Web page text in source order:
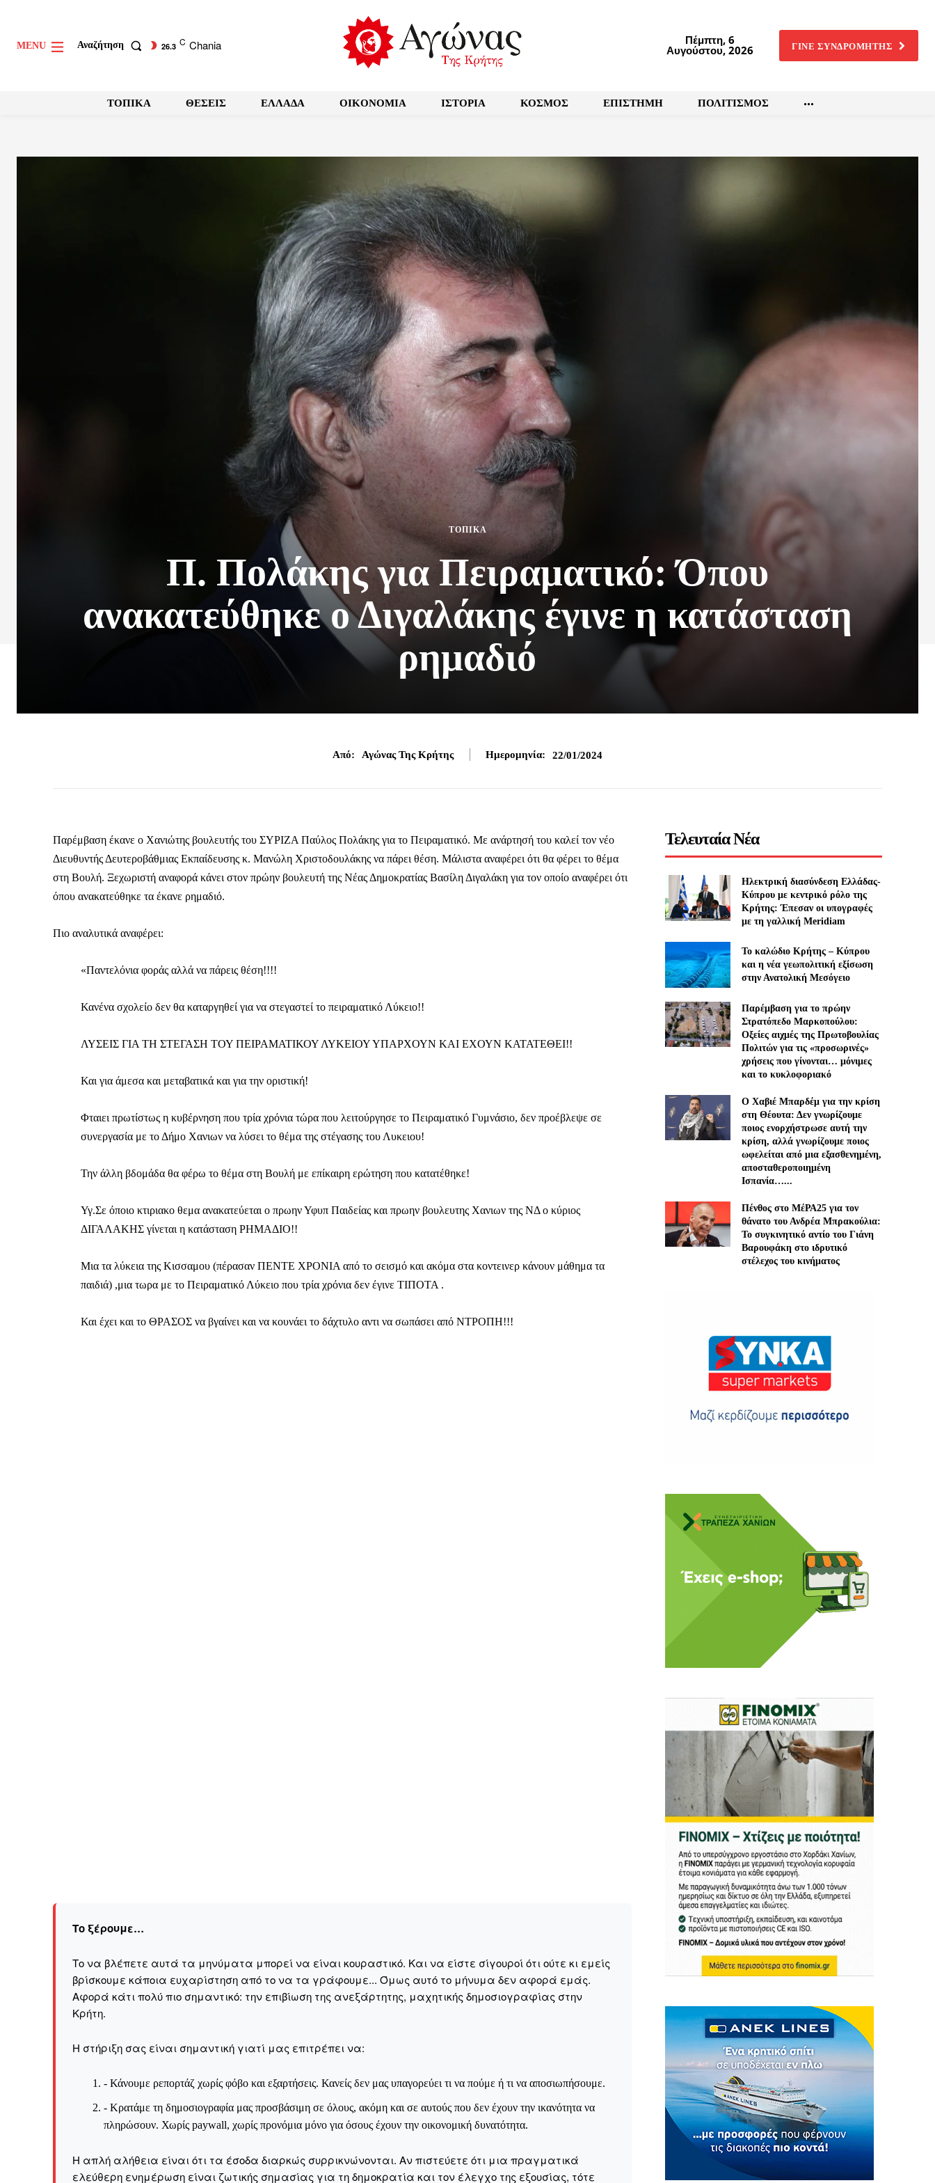
Καθημερινή Μαχητική
Εφημερίδα
Το να βλέπετε αυτά τα μηνύματα μπορεί να είναι κουραστικό. Και να είστε σίγουροί ότι ούτε κι εμείς
βρίσκουμε κάποια ευχαρίστηση από το να τα γράφουμε... Όμως αυτό το μήνυμα δεν αφορά εμάς. Αφορά κάτι
- Κρατάμε τη δημοσιογραφία μας προσβάσιμη σε όλους, ακόμη και σε αυτούς που δεν έχουν την
ικανότητα να πληρώσουν. Χωρίς paywall, χωρίς προνόμια μόνο για όσους έχουν την οικονομική δυνατότητα.
Η απλή αλήθεια είναι ότι τα έσοδα διαρκώς συρρικνώνονται. Αν πιστεύετε ότι μια πραγματικά ελεύθερη
ενημέρωση είναι ζωτικής σημασίας για τη δημοκρατία και τον έλεγχο της εξουσίας, τότε δώστε μας τη δύναμη
MENU Αναζήτηση 26.3 C Chania Πέμπτη, 6
Αυγούστου, 2026 ΓΙΝΕ ΣΥΝΔΡΟΜΗΤΗΣ
ΤΟΠΙΚΑ ΘΕΣΕΙΣ ΕΛΛΑΔΑ OIKONOMIA ΙΣΤΟΡΙΑ ΚΟΣΜΟΣ ΕΠΙΣΤΗΜΗ ΠΟΛΙΤΙΣΜΟΣ
ΤΟΠΙΚΑ
Π. Πολάκης για Πειραματικό: Όπου
ανακατεύθηκε ο Διγαλάκης έγινε η κατάσταση
ρημαδιό
Από: Αγώνας Της Κρήτης Ημερομηνία: 22/01/2024
Παρέμβαση έκανε ο Χανιώτης βουλευτής του ΣΥΡΙΖΑ Παύλος Πολάκης για το Πειραματικό. Με ανάρτησή του καλεί τον νέο
Διευθυντής Δευτεροβάθμιας Εκπαίδευσης κ. Μανώλη Χριστοδουλάκης να πάρει θέση. Μάλιστα αναφέρει ότι θα φέρει το θέμα
στη Βουλή. Ξεχωριστή αναφορά κάνει στον πρώην βουλευτή της Νέας Δημοκρατίας Βασίλη Διγαλάκη για τον οποίο αναφέρει ότι
όπου ανακατεύθηκε τα έκανε ρημαδιό.
Πιο αναλυτικά αναφέρει:
«Παντελόνια φοράς αλλά να πάρεις θέση!!!!
Κανένα σχολείο δεν θα καταργηθεί για να στεγαστεί το πειραματικό Λύκειο!!
ΛΥΣΕΙΣ ΓΙΑ ΤΗ ΣΤΕΓΑΣΗ ΤΟΥ ΠΕΙΡΑΜΑΤΙΚΟΥ ΛΥΚΕΙΟΥ ΥΠΑΡΧΟΥΝ ΚΑΙ ΕΧΟΥΝ ΚΑΤΑΤΕΘΕΙ!!
Και για άμεσα και μεταβατικά και για την οριστική!
Φταιει πρωτίστως η κυβέρνηση που τρία χρόνια τώρα που λειτούργησε το Πειραματικό Γυμνάσιο, δεν προέβλεψε σε
συνεργασία με το Δήμο Χανιων να λύσει το θέμα της στέγασης του Λυκειου!
Την άλλη βδομάδα θα φέρω το θέμα στη Βουλή με επίκαιρη ερώτηση που κατατέθηκε!
Υγ.Σε όποιο κτιριακο θεμα ανακατεύεται ο πρωην Υφυπ Παιδείας και πρωην βουλευτης Χανιων της ΝΔ ο κύριος
ΔΙΓΑΛΑΚΗΣ γίνεται η κατάσταση ΡΗΜΑΔΙΟ!!
Μια τα λύκεια της Κισσαμου (πέρασαν ΠΕΝΤΕ ΧΡΟΝΙΑ από το σεισμό και ακόμα στα κοντεινερ κάνουν μάθημα τα
παιδιά) ,μια τωρα με το Πειραματικό Λύκειο που τρία χρόνια δεν έγινε ΤΙΠΟΤΑ .
Και έχει και το ΘΡΑΣΟΣ να βγαίνει και να κουνάει το δάχτυλο αντι να σωπάσει από ΝΤΡΟΠΗ!!!
Το ξέρουμε…
Το να βλέπετε αυτά τα μηνύματα μπορεί να είναι κουραστικό. Και να είστε σίγουροί ότι ούτε κι εμείς
βρίσκουμε κάποια ευχαρίστηση από το να τα γράφουμε... Όμως αυτό το μήνυμα δεν αφορά εμάς.
Αφορά κάτι πολύ πιο σημαντικό: την επιβίωση της ανεξάρτητης, μαχητικής δημοσιογραφίας στην
Kρήτη.
Η στήριξη σας είναι σημαντική γιατί μας επιτρέπει να:
- Κάνουμε ρεπορτάζ χωρίς φόβο και εξαρτήσεις. Κανείς δεν μας υπαγορεύει τι να πούμε ή τι να αποσιωπήσουμε.
- Κρατάμε τη δημοσιογραφία μας προσβάσιμη σε όλους, ακόμη και σε αυτούς που δεν έχουν την ικανότητα να
πληρώσουν. Χωρίς paywall, χωρίς προνόμια μόνο για όσους έχουν την οικονομική δυνατότητα.
Η απλή αλήθεια είναι ότι τα έσοδα διαρκώς συρρικνώνονται. Αν πιστεύετε ότι μια πραγματικά
ελεύθερη ενημέρωση είναι ζωτικής σημασίας για τη δημοκρατία και τον έλεγχο της εξουσίας, τότε
Τελευταία Νέα
Ηλεκτρική διασύνδεση Ελλάδας-
Κύπρου με κεντρικό ρόλο της
Κρήτης: Έπεσαν οι υπογραφές
με τη γαλλική Meridiam
Το καλώδιο Κρήτης – Κύπρου
και η νέα γεωπολιτική εξίσωση
στην Ανατολική Μεσόγειο
Παρέμβαση για το πρώην
Στρατόπεδο Μαρκοπούλου:
Οξείες αιχμές της Πρωτοβουλίας
Πολιτών για τις «προσωρινές»
χρήσεις που γίνονται… μόνιμες
και το κυκλοφοριακό
Ο Χαβιέ Μπαρδέμ για την κρίση
στη Θέουτα: Δεν γνωρίζουμε
ποιος ενορχήστρωσε αυτή την
κρίση, αλλά γνωρίζουμε ποιος
ωφελείται από μια εξασθενημένη,
αποσταθεροποιημένη
Ισπανία…...
Πένθος στο ΜέΡΑ25 για τον
θάνατο του Ανδρέα Μπρακούλια:
Το συγκινητικό αντίο του Γιάνη
Βαρουφάκη στο ιδρυτικό
στέλεχος του κινήματος